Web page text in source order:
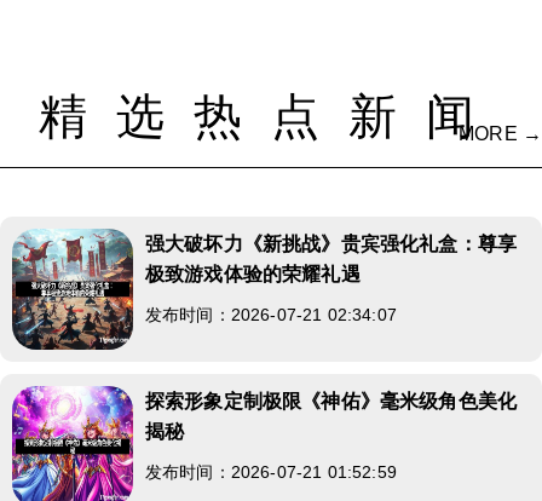
精选热点新闻
MORE →
强大破坏力《新挑战》贵宾强化礼盒：尊享
极致游戏体验的荣耀礼遇
发布时间：2026-07-21 02:34:07
探索形象定制极限《神佑》毫米级角色美化
揭秘
发布时间：2026-07-21 01:52:59